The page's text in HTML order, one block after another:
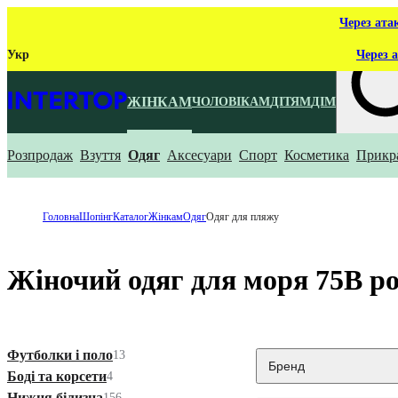
Через
Укр Через
ЖІНКАМЧОЛОВІКАМДІТЯМДІМ
Що ти
Розпродаж Взуття Одяг Аксесуари Спорт Косметика
ГоловнаШопінгКаталогЖінкамОдягОдяг для пляжу
Жіночий одяг для моря 75B
Футболки і поло13
Боді та корсети4
Бренд